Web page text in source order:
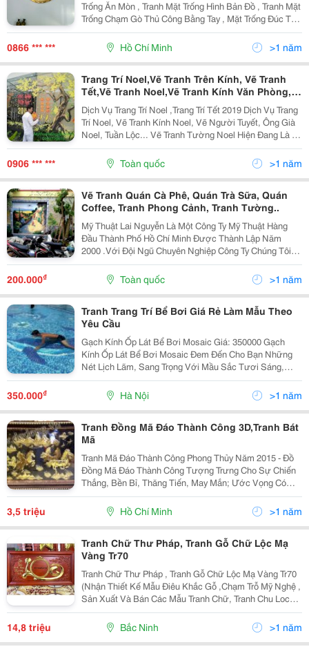
Trống Ăn Mòn , Tranh Mặt Trống Hình Bản Đồ , Tranh Mặt
Trống Chạm Gò Thủ Công Bằng Tay , Mặt Trống Đúc Tư
Vấn 0984246198 532 Lý Thái Tổ P10 Q10 Mặt Trống
Chạm Thủ Công Mặt Trống Hình
0866 *** *** Hồ Chí Minh >1 năm
Trang Trí Noel,Vẽ Tranh Trên Kính, Vẽ Tranh
Tết,Vẽ Tranh Noel,Vẽ Tranh Kính Văn Phòng,
Trang Trí Tết
Dịch Vụ Trang Trí Noel ,Trang Trí Tết 2019 Dịch Vụ Trang
Trí Noel, Vẽ Tranh Kính Noel, Vẽ Người Tuyết, Ông Già
Noel, Tuần Lộc... Vẽ Tranh Tường Noel Hiện Đang Là 1
Trong Các Phong Trào Khá Ấn Tượng Hiện Nay Trong
Dịp Lễ Cuối Năm. Việc Vẽ
0906 *** *** Toàn quốc >1 năm
Vẽ Tranh Quán Cà Phê, Quán Trà Sữa, Quán
Coffee, Tranh Phong Cảnh, Tranh Tường..
Mỹ Thuật Lai Nguyễn Là Một Công Ty Mỹ Thuật Hàng
Đầu Thành Phố Hồ Chí Minh Được Thành Lập Năm
2000 .Với Đội Ngũ Chuyên Nghiệp Công Ty Chúng Tôi
Đã Không Ngừng Tìm Kiếm Chân Lý Có Tính Chất Lý
Tưởng Về Mỹ Thuật Để Tạo Nên Những Tác Phẩm Đẹp,
Mang Đến
200.000₫ Toàn quốc >1 năm
Tranh Trang Trí Bể Bơi Giá Rẻ Làm Mẫu Theo
Yêu Cầu
Gạch Kính Ốp Lát Bể Bơi Mosaic Giá: 350000 Gạch
Kính Ốp Lát Bể Bơi Mosaic Đem Đến Cho Bạn Những
Nét Lịch Lãm, Sang Trọng Với Mầu Sắc Tươi Sáng,
Nhẹ Nhàng.gạch Kính Ốp Lát Bể Bơi Mosaic Được Sản
Xuất Với Những Ý Tưởng Độc Đáo Như Bề Mặt Vân Đá
350.000₫ Hà Nội >1 năm
Tranh Đồng Mã Đáo Thành Công 3D,Tranh Bát
Mã
Tranh Mã Đáo Thành Công Phong Thủy Năm 2015 - Đồ
Đồng Mã Đáo Thành Công Tượng Trưng Cho Sự Chiến
Thắng, Bền Bỉ, Thăng Tiến, May Mắn; Ước Vọng Có
Được Cuộc Sống Thoải Mái , Chức Vụ Cao Và Cuộc
Sống Công Danh Rực Rõ; Nếu Bạn Đang Rơi Vào Tình
3,5 triệu Hồ Chí Minh >1 năm
Tranh Chữ Thư Pháp, Tranh Gỗ Chữ Lộc Mạ
Vàng Tr70
Tranh Chữ Thư Pháp , Tranh Gỗ Chữ Lộc Mạ Vàng Tr70
(Nhận Thiết Kế Mẫu Điêu Khắc Gỗ ,Chạm Trỗ Mỹ Nghệ ,
Sản Xuất Và Bán Các Mẫu Tranh Chữ, Tranh Chu Loc
Thu Phap, Bang Go Các Chữ - Phúc &Ndash; Lộc
&Ndash; Tho &Ndash; Đức &Ndash; Tâm&Hellip;,
Tranh Đi
14,8 triệu Bắc Ninh >1 năm